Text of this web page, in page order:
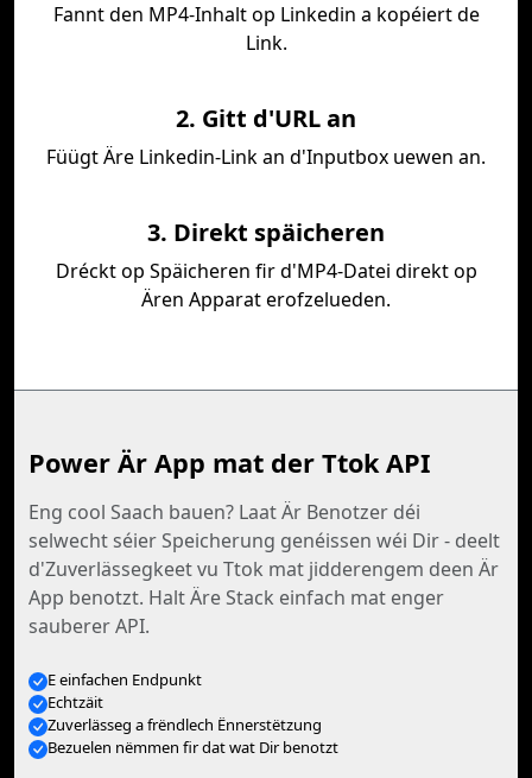
Fannt den MP4-Inhalt op Linkedin a kopéiert de
Link.
2. Gitt d'URL an
Füügt Äre Linkedin-Link an d'Inputbox uewen an.
3. Direkt späicheren
Dréckt op Späicheren fir d'MP4-Datei direkt op
Ären Apparat erofzelueden.
Power Är App mat der Ttok API
Eng cool Saach bauen? Laat Är Benotzer déi
selwecht séier Speicherung genéissen wéi Dir - deelt
d'Zuverlässegkeet vu Ttok mat jidderengem deen Är
App benotzt. Halt Äre Stack einfach mat enger
sauberer API.
E einfachen Endpunkt
Echtzäit
Zuverlässeg a frëndlech Ënnerstëtzung
Bezuelen nëmmen fir dat wat Dir benotzt